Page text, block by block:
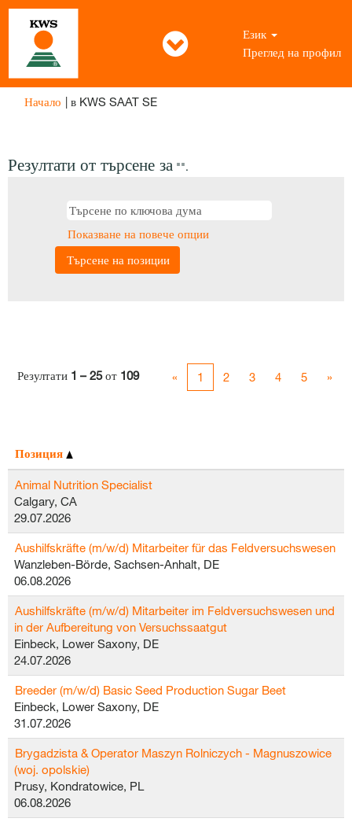
Език
Преглед на профил
Начало | в KWS SAAT SE(настояща
Резултати от търсене за "".
Показване на повече опции
Резултати 1 – 25от 109 « 1 2 3 4 5 »
Позиция
Animal Nutrition Specialist
Calgary, CA
29.07.2026
Aushilfskräfte (m/w/d) Mitarbeiter für das Feldversuchswesen
Wanzleben-Börde, Sachsen-Anhalt, DE
06.08.2026
Aushilfskräfte (m/w/d) Mitarbeiter im Feldversuchswesen und
in der Aufbereitung von Versuchssaatgut
Einbeck, Lower Saxony, DE
24.07.2026
Breeder (m/w/d) Basic Seed Production Sugar Beet
Einbeck, Lower Saxony, DE
31.07.2026
Brygadzista & Operator Maszyn Rolniczych - Magnuszowice
(woj. opolskie)
Prusy, Kondratowice, PL
06.08.2026